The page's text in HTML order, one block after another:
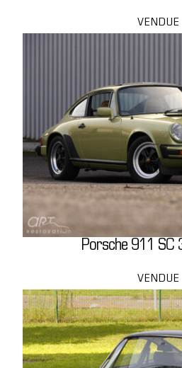
VENDUE
Porsche 911 SC
VENDUE